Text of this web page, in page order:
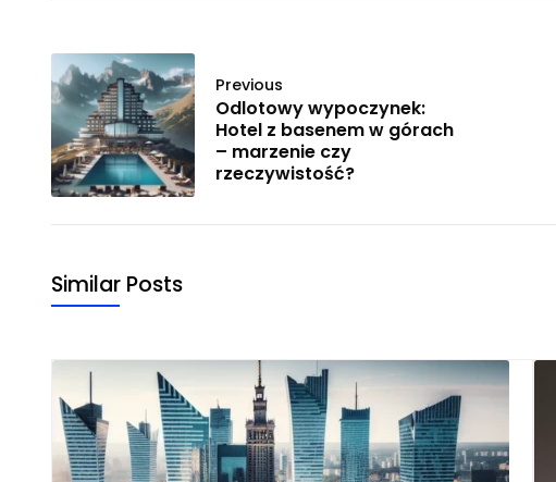
Previous
Odlotowy wypoczynek:
Hotel z basenem w górach
– marzenie czy
rzeczywistość?
Similar Posts